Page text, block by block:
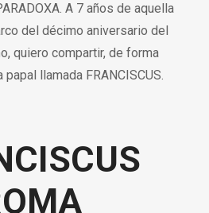
A 7 años de aquella
del décimo aniversario del
quiero compartir, de forma
llamada FRANCISCUS.